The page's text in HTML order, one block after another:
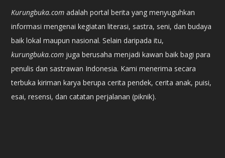
Kurungbuka.com adalah portal berita yang menyuguhkan
informasi mengenai kegiatan literasi, sastra, seni, dan budaya
baik lokal maupun nasional. Selain daripada itu,
kurungbuka.com juga berusaha menjadi kawan baik bagi para
penulis dan sastrawan Indonesia. Kami menerima secara
terbuka kiriman karya berupa cerita pendek, cerita anak, puisi,
esai, resensi, dan catatan perjalanan (piknik).